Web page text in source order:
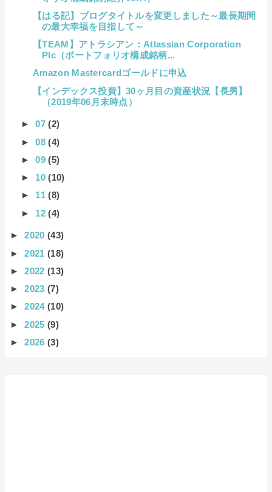
【はる記】ブログタイトルを変更しました～最長期間
の最大幸福を目指して～
【TEAM】アトラシアン：Atlassian Corporation
Plc（ポートフォリオ構成銘柄...
Amazon Mastercardゴールドに申込
【インデックス投資】30ヶ月目の資産状況【長男】
（2019年06月末時点）
►07(2)
►08(4)
►09(5)
► 10(10)
► 11(8)
► 12(4)
►2020(43)
►2021(18)
►2022(13)
►2023(7)
►2024(10)
►2025(9)
►2026(3)